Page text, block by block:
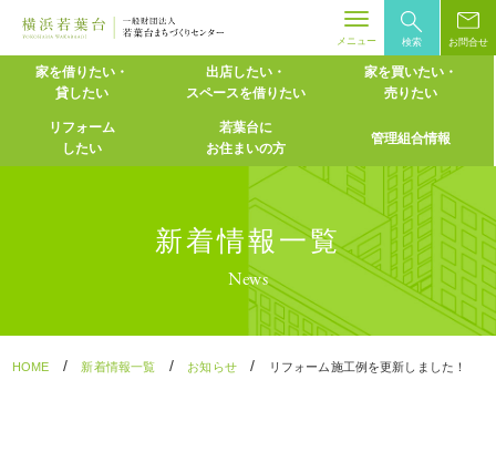
content
メニュー 検索 お問合せ
家を借りたい・
貸したい
出店したい・
スペースを借りたい
家を買いたい・
売りたい
リフォーム
したい
若葉台に
お住まいの方
管理組合情報
新着情報一覧
News
HOME / 新着情報一覧 / お知らせ/ リフォーム施工例を更新しました！